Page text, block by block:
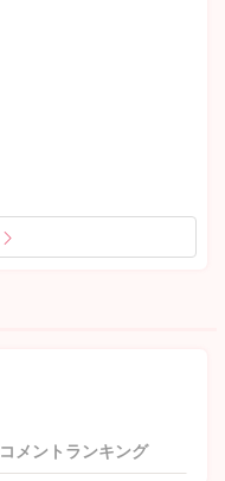
コメントランキング